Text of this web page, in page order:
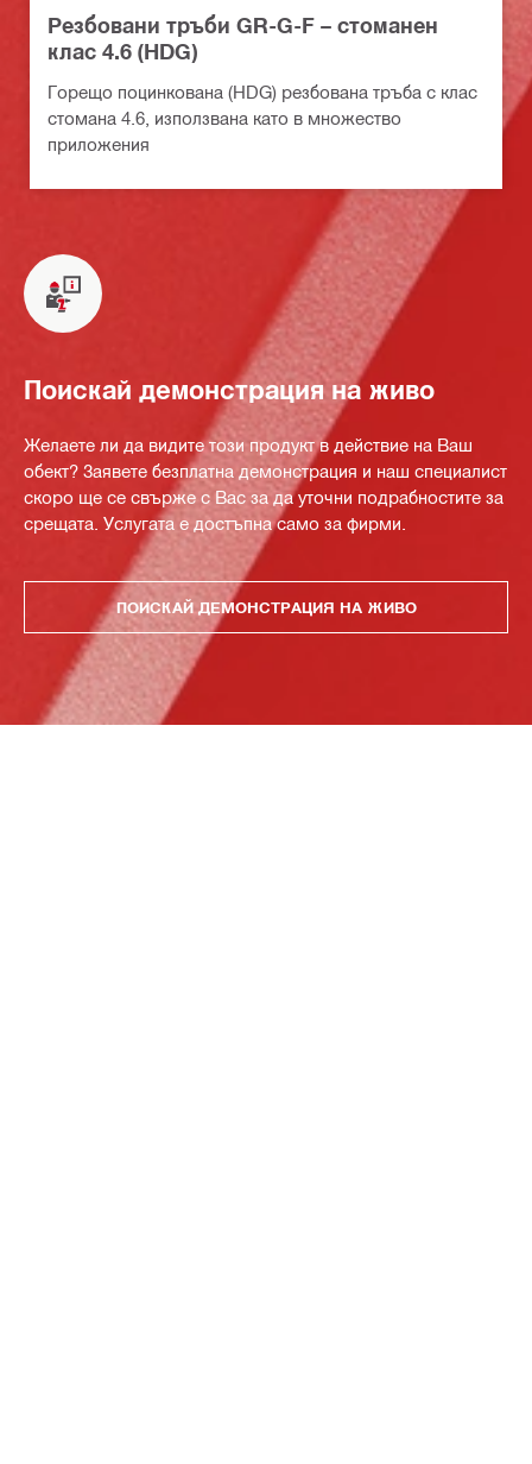
Резбовани тръби GR-G-F – стоманен
клас 4.6 (HDG)
Горещо поцинкована (HDG) резбована тръба с клас
стомана 4.6, използвана като в множество
приложения
Поискай демонстрация на живо
Желаете ли да видите този продукт в действие на Ваш
обект? Заявете безплатна демонстрация и наш специалист
скоро ще се свърже с Вас за да уточни подрабностите за
срещата. Услугата е достъпна само за фирми.
ПОИСКАЙ ДЕМОНСТРАЦИЯ НА ЖИВО